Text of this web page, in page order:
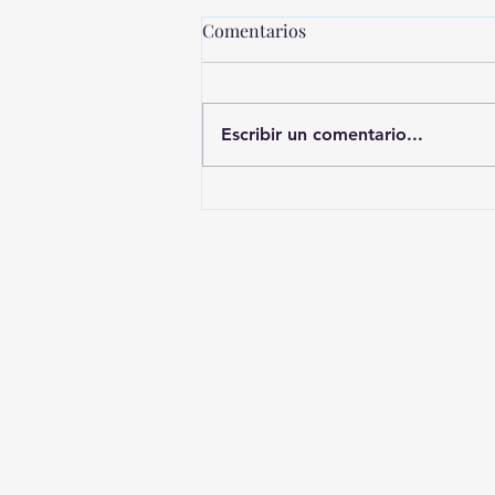
MONTEVIDEO SHOPPING
Comentarios
Escribir un comentario...